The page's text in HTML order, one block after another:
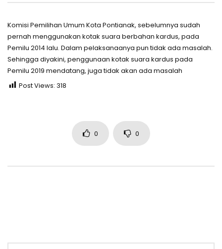
Komisi Pemilihan Umum Kota Pontianak, sebelumnya sudah
pernah menggunakan kotak suara berbahan kardus, pada
Pemilu 2014 lalu. Dalam pelaksanaanya pun tidak ada masalah.
Sehingga diyakini, penggunaan kotak suara kardus pada
Pemilu 2019 mendatang, juga tidak akan ada masalah
Post Views: 318
0 0